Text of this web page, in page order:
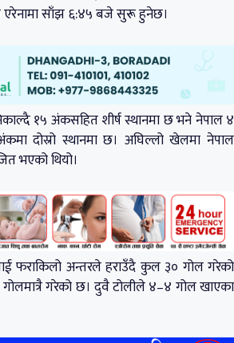
एरेनामा साँझ ६:४५ बजे सुरू हुनेछ।
१५ अंकसहित शीर्ष स्थानमा छ भने नेपाल ४
दोस्रो स्थानमा छ। अघिल्लो खेलमा नेपाल
भएको थियो।
फराकिलो अन्तरले हराउँदै कुल ३० गोल गरेको
गरेको छ। दुवै टोलीले ४–४ गोल खाएका